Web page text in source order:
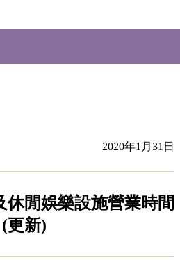
2020年1月31日
休閒娛樂設施營業時間
(更新)